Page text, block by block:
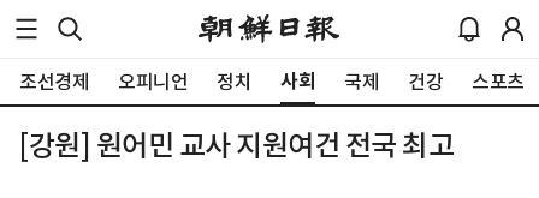
조선경제 오피니언 정치 사회 국제 건강 스포츠
[강원] 원어민 교사 지원여건 전국 최고